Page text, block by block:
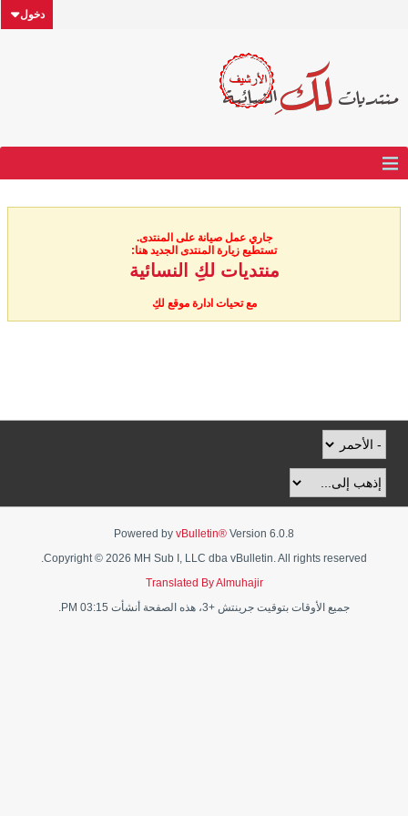
دخول
جاري عمل صيانة على المنتدى.
تستطيع زيارة المنتدى الجديد هنا:
منتديات لكِ النسائية
مع تحيات ادارة موقع لكِ
Powered by vBulletin® Version 6.0.8
Copyright © 2026 MH Sub I, LLC dba vBulletin. All rights reserved.
Translated By Almuhajir
جميع الأوقات بتوقيت جرينتش +3، هذه الصفحة أنشأت 03:15 PM.